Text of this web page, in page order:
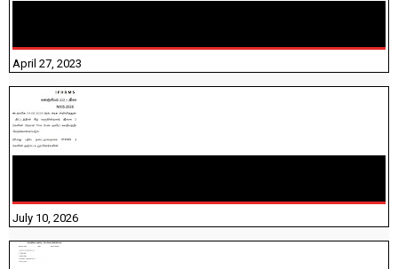
April 27, 2023
July 10, 2026